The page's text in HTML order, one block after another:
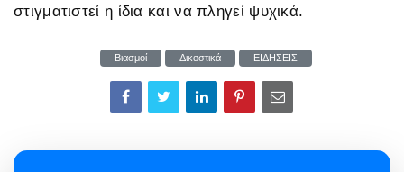
στιγματιστεί η ίδια και να πληγεί ψυχικά.
Βιασμοί Δικαστικά ΕΙΔΗΣΕΙΣ